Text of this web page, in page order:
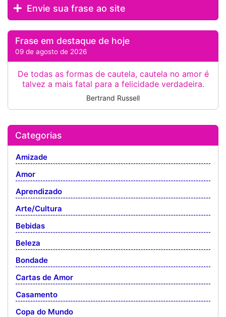
Envie sua frase ao site
Frase em destaque de hoje
09 de agosto de 2026
De todas as formas de cautela, cautela no amor é
talvez a mais fatal para a felicidade verdadeira.
Bertrand Russell
Categorias
Amizade
Amor
Aprendizado
Arte/Cultura
Bebidas
Beleza
Bondade
Cartas de Amor
Casamento
Copa do Mundo